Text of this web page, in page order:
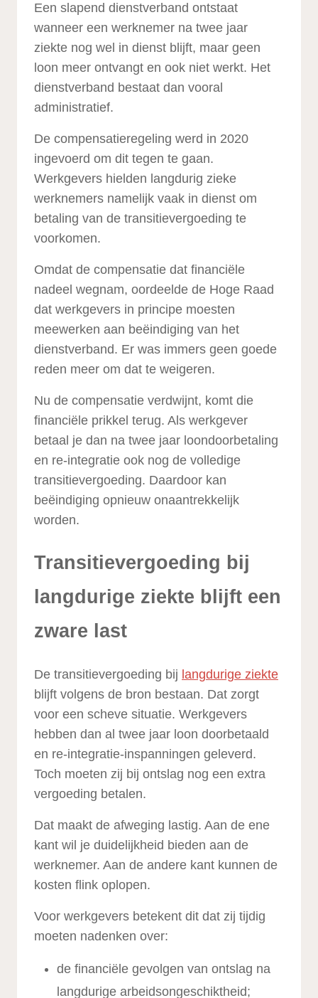
Een slapend dienstverband ontstaat
wanneer een werknemer na twee jaar
ziekte nog wel in dienst blijft, maar geen
loon meer ontvangt en ook niet werkt. Het
dienstverband bestaat dan vooral
administratief.
De compensatieregeling werd in 2020
ingevoerd om dit tegen te gaan.
Werkgevers hielden langdurig zieke
werknemers namelijk vaak in dienst om
betaling van de transitievergoeding te
voorkomen.
Omdat de compensatie dat financiële
nadeel wegnam, oordeelde de Hoge Raad
dat werkgevers in principe moesten
meewerken aan beëindiging van het
dienstverband. Er was immers geen goede
reden meer om dat te weigeren.
Nu de compensatie verdwijnt, komt die
financiële prikkel terug. Als werkgever
betaal je dan na twee jaar loondoorbetaling
en re-integratie ook nog de volledige
transitievergoeding. Daardoor kan
beëindiging opnieuw onaantrekkelijk
worden.
Transitievergoeding bij
langdurige ziekte blijft een
zware last
De transitievergoeding bij langdurige ziekte
blijft volgens de bron bestaan. Dat zorgt
voor een scheve situatie. Werkgevers
hebben dan al twee jaar loon doorbetaald
en re-integratie-inspanningen geleverd.
Toch moeten zij bij ontslag nog een extra
vergoeding betalen.
Dat maakt de afweging lastig. Aan de ene
kant wil je duidelijkheid bieden aan de
werknemer. Aan de andere kant kunnen de
kosten flink oplopen.
Voor werkgevers betekent dit dat zij tijdig
moeten nadenken over:
de financiële gevolgen van ontslag na
langdurige arbeidsongeschiktheid;